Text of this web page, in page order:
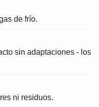
de frío.
sin adaptaciones - los
ni residuos.